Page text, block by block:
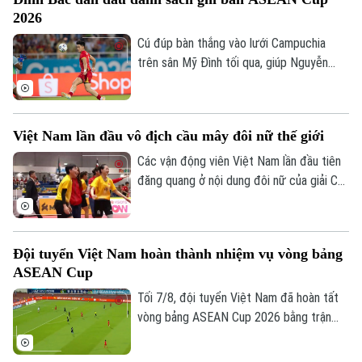
Golf
Tin tức
Sao
Điện ảnh
Âm nhạc
Đã phát sóng
của đội tuyển Việt Nam trên sân Mỹ Đình.
thể mua vé.
2026
Cú đúp bàn thắng vào lưới Campuchia
trên sân Mỹ Đình tối qua, giúp Nguyễn
Việt Nam lần đầu vô địch cầu mây đôi nữ thế giới
Các vận động viên Việt Nam lần đầu tiên
đăng quang ở nội dung đôi nữ của giải Cầu
Đội tuyển Việt Nam hoàn thành nhiệm vụ vòng bảng
ASEAN Cup
Tối 7/8, đội tuyển Việt Nam đã hoàn tất
vòng bảng ASEAN Cup 2026 bằng trận